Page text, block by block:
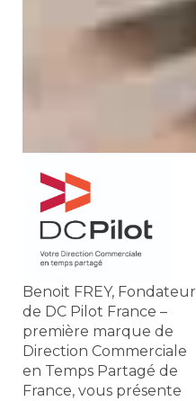
Benoit FREY, Fondateur
de DC Pilot France –
première marque de
Direction Commerciale
en Temps Partagé de
France, vous présente